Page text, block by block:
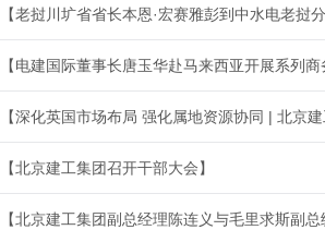
【北京建工集团召开干部大会】
【北京建工集团副总经理陈连义与毛里求斯副总